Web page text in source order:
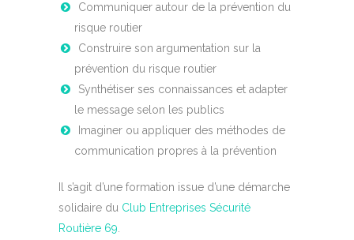
Communiquer autour de la prévention du
risque routier
Construire son argumentation sur la
prévention du risque routier
Synthétiser ses connaissances et adapter
le message selon les publics
Imaginer ou appliquer des méthodes de
communication propres à la prévention
Il s’agit d’une formation issue d’une démarche
solidaire du Club Entreprises Sécurité
Routière 69.